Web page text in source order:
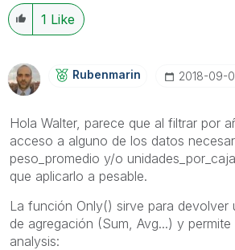
1 Like
Rubenmarin ‎2018-09-
Hola Walter, parece que al filtrar por
acceso a alguno de los datos
peso_promedio y/o
que aplicarlo a pesable.
La función Only() sirve para devolver
de agregación (Sum, Avg...) y
analysis: